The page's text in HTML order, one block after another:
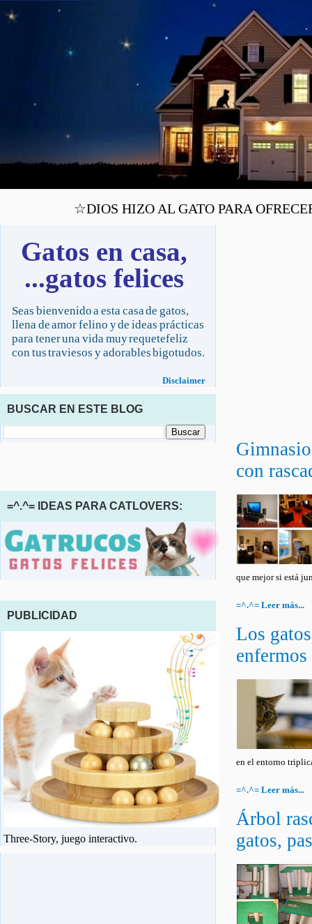
☆DIOS HIZO AL GATO PARA
con
que mejor si está
=^.^= Leer más...
Los
en el entorno
=^.^= Leer más...
Árbol
gatos,
Gatos en casa,
...gatos felices
Seas bienvenido a esta casa de gatos,
llena de amor felino y de ideas prácticas
para tener una vida muy requetefeliz
con tus traviesos y adorables bigotudos.
Disclaimer
BUSCAR EN ESTE BLOG
=^.^= IDEAS PARA CATLOVERS:
PUBLICIDAD
Three-Story, juego interactivo.